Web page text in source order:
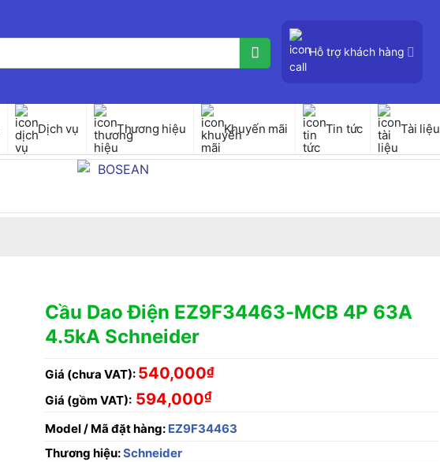
Hỗ trợ khách hàng
Dịch vụ Thương hiệu Khuyến mãi Tin tức Tài liệu
Cầu Dao Điện EZ9F34463-MCB 4P 63A
4.5kA Schneider
Giá (chưa VAT): 540,000₫
Giá (gồm VAT): 594,000₫
Model / Mã đặt hàng: EZ9F34463
Thương hiệu:Schneider